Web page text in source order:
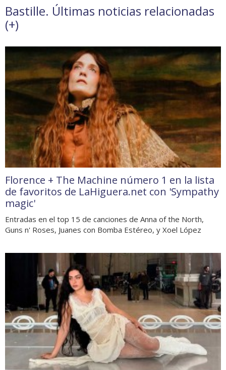
Bastille. Últimas noticias relacionadas
(+)
Florence + The Machine número 1 en la lista
de favoritos de LaHiguera.net con 'Sympathy
magic'
Entradas en el top 15 de canciones de Anna of the North,
Guns n' Roses, Juanes con Bomba Estéreo, y Xoel López